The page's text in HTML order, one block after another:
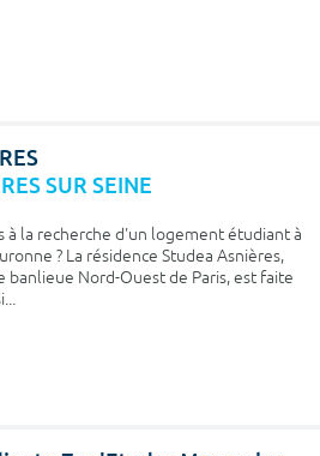
SUR SEINE
à la recherche d'un logement étudiant à
? La résidence Studea Asnières,
banlieue Nord-Ouest de Paris, est faite